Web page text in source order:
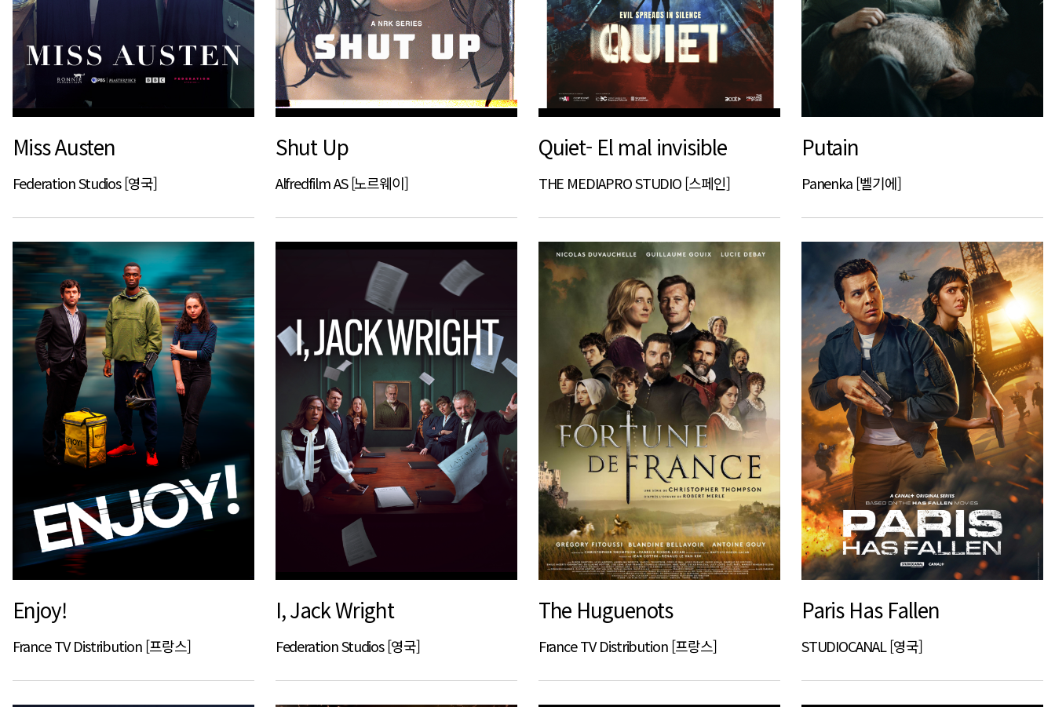
Miss Austen
Federation Studios [영국]
Shut Up
Alfredfilm AS [노르웨이]
Quiet- El mal invisible
THE MEDIAPRO STUDIO [스페인]
Putain
Panenka [벨기에]
Enjoy!
France TV Distribution [프랑스]
I, Jack Wright
Federation Studios [영국]
The Huguenots
France TV Distribution [프랑스]
Paris Has Fallen
STUDIOCANAL [영국]